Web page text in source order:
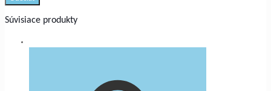
Súvisiace produkty